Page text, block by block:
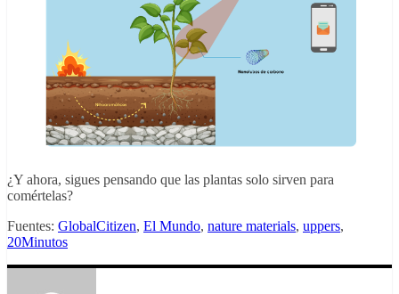
¿Y ahora, sigues pensando que las plantas solo sirven para
comértelas?
Fuentes: GlobalCitizen, El Mundo, nature materials, uppers,
20Minutos